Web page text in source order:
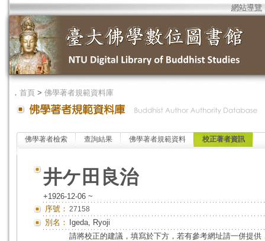
網站導覽
． 首頁 > 佛學著者規範資料庫
佛學著者檢索 查詢結果 佛學著者規範資料 校正著者資訊
井ケ田良治
+1926-12-06 ~
序號： 27158
別名： Igeda, Ryoji
請將校正的建議，填寫於下方，若有參考網址請一併提供